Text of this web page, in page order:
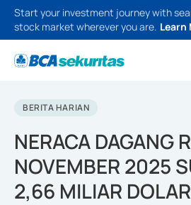
Start your investment journey with
stock market wherever you are. Learn
BERITA HARIAN
NERACA DAGANG
NOVEMBER 2025
2,66 MILIAR